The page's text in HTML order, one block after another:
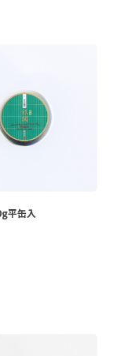
平缶入